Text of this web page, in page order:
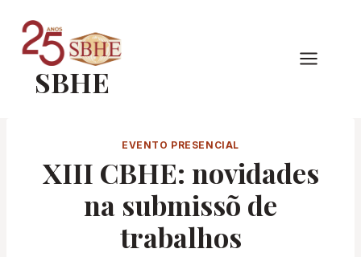
para
ConteúdoSBHE
EVENTO PRESENCIAL
XIII CBHE: novidades
na submissõ de
trabalhos